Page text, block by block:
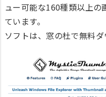
ュー可能な160種類以上の
ています。
ソフトは、窓の杜で無料ダ